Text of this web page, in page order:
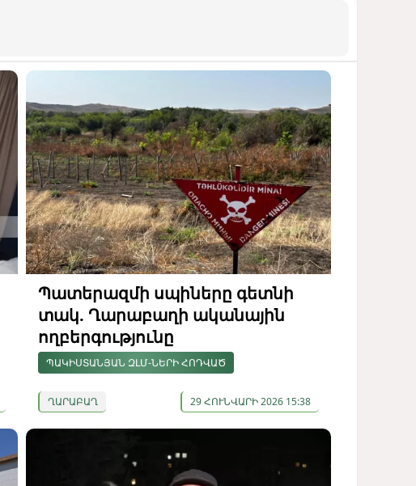
Պատերազմի սպիները գետնի
տակ. Ղարաբաղի ականային
ողբերգությունը
ՊԱԿԻՍՏԱՆՅԱՆ ԶԼՄ-ՆԵՐԻ ՀՈԴՎԱԾ
ՂԱՐԱԲԱՂ 29 ՀՈՒՆՎԱՐԻ 2026 15:38